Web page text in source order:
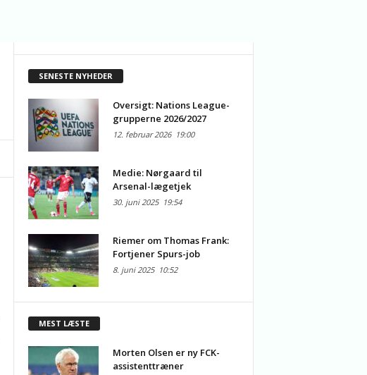
SENESTE NYHEDER
Oversigt: Nations League-
grupperne 2026/2027
12. februar 202619:00
Medie: Nørgaard til
Arsenal-lægetjek
30. juni 202519:54
Riemer om Thomas Frank:
Fortjener Spurs-job
8. juni 202510:52
MEST LÆSTE
Morten Olsen er ny FCK-
assistenttræner